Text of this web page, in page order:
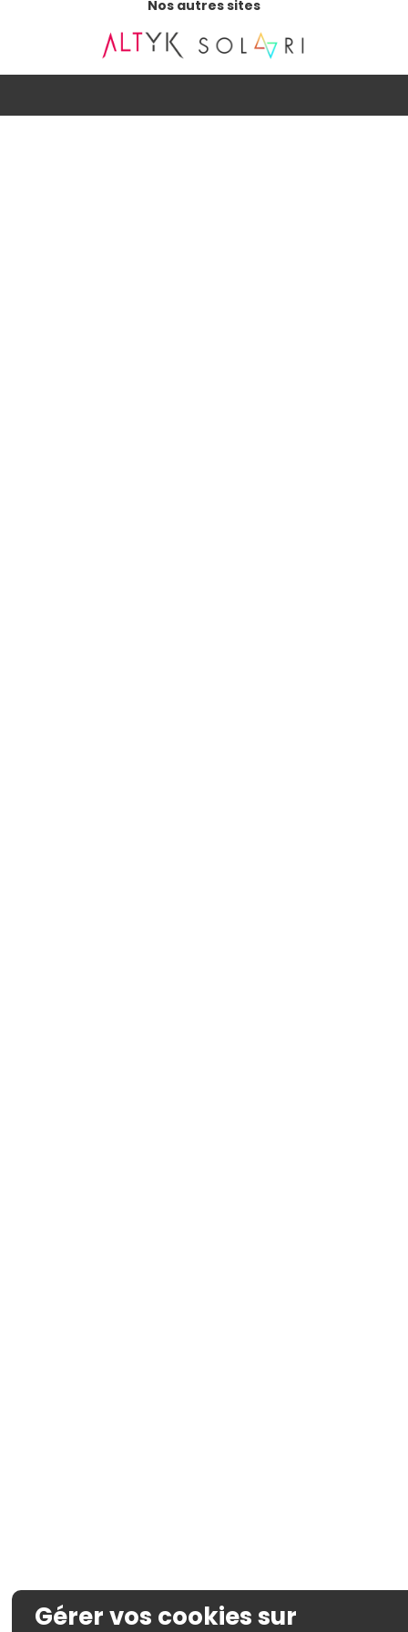
Nos autres sites
Gérer vos cookies sur